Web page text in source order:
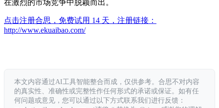
在激烈的市场竞争中脱颖而出。
点击注册合思，免费试用 14 天，注册链接：
http://www.ekuaibao.com/
本文内容通过AI工具智能整合而成，仅供参考。合思不对内容
的真实性、准确性或完整性作任何形式的承诺或保证。如有任
何问题或意见，您可以通过以下方式联系我们进行反馈：